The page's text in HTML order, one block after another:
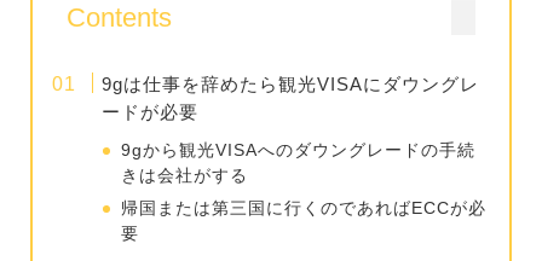
Contents
9gは仕事を辞めたら観光VISAにダウングレ
ードが必要
9gから観光VISAへのダウングレードの手続
きは会社がする
帰国または第三国に行くのであればECCが必
要